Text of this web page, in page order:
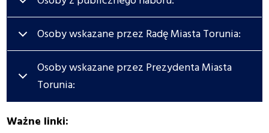
Osoby wskazane przez Radę Miasta Torunia:
Osoby wskazane przez Prezydenta Miasta
Torunia:
Ważne linki: